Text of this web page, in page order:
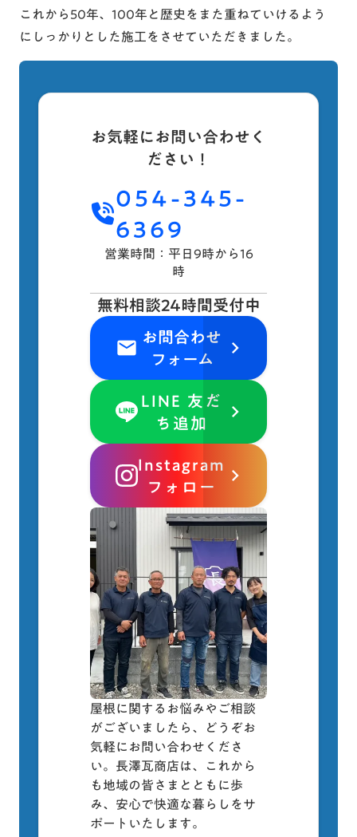
これから50年、100年と歴史をまた重ねていけるよう
にしっかりとした施工をさせていただきました。
お気軽にお問い合わせく
ださい！
054-345-
6369
営業時間：平日9時から16
時
無料相談24時間受付中
email お問合わせ
フォーム keyboard_arrow_right
LINE 友だ
ち追加 keyboard_arrow_right
Instagram
フォロー keyboard_arrow_right
屋根に関するお悩みやご相談
がございましたら、どうぞお
気軽にお問い合わせくださ
い。長澤瓦商店は、これから
も地域の皆さまとともに歩
み、安心で快適な暮らしをサ
ポートいたします。